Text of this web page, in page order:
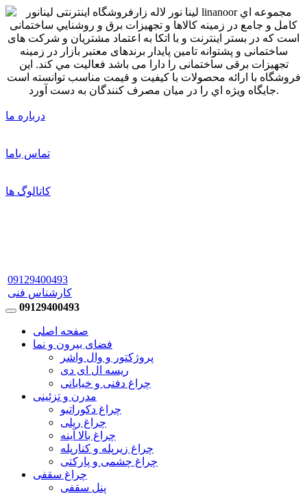
درباره ما
تماس باما
کاتالوگ ها
09129400493
کارشناس فنی
09129400493
صفحه اصلی
فضای بیرون و نما
پروژکتور و وال واشر
ریسه ال ای دی
چراغ دفنی و خیابانی
مدرن و تزئینی
چراغ دکوراتیو
چراغ ریلی
چراغ بالا آینه
چراغ زیرپله و کنارپله
چراغ چشمی و پارکتی
چراغ سقفی
پنل سقفی